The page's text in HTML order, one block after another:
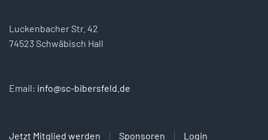
Luckenbacher Str. 42
74523 Schwäbisch Hall
Email: info@sc-bibersfeld.de
Jetzt Mitglied werden Sponsoren Login